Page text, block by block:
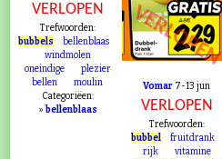
VERLOPEN
Trefwoorden:
bubbels
bellenblaas
windmolen
oneindige
plezier
bellen
moulin
Categoriëen:
» bellenblaas
VERLOPEN
Vomar 7-13 jun
VERLOPEN
Trefwoorden:
bubbel
fruitdrank
rijk
vitamine